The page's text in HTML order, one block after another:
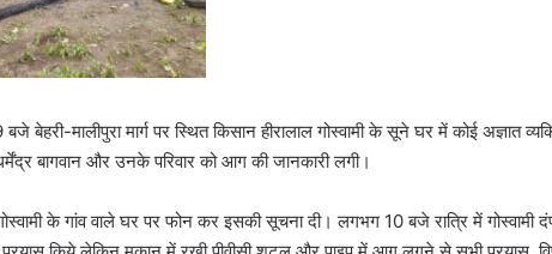
बजे बेहरी-मालीपुरा मार्ग पर स्थित किसान हीरालाल गोस्वामी के सूने घर में कोई
बागवान और उनके परिवार को आग की जानकारी लगी।
गोस्वामी के गांव वाले घर पर फोन कर इसकी सूचना दी। लगभग 10 बजे रात्रि में